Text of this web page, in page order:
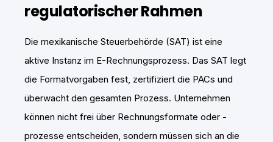
regulatorischer Rahmen
Die mexikanische Steuerbehörde (SAT) ist eine
aktive Instanz im E-Rechnungsprozess. Das SAT legt
die Formatvorgaben fest, zertifiziert die PACs und
überwacht den gesamten Prozess. Unternehmen
können nicht frei über Rechnungsformate oder -
prozesse entscheiden, sondern müssen sich an die